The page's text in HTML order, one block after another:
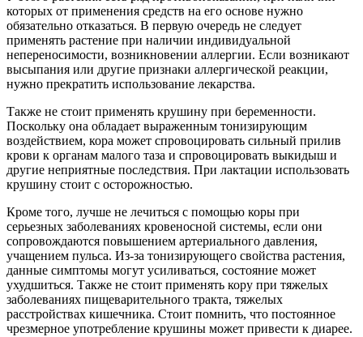
которых от применения средств на его основе нужно
обязательно отказаться. В первую очередь не следует
применять растение при наличии индивидуальной
непереносимости, возникновении аллергии. Если возникают
высыпания или другие признаки аллергической реакции,
нужно прекратить использование лекарства.
Также не стоит применять крушину при беременности.
Поскольку она обладает выраженным тонизирующим
воздействием, кора может спровоцировать сильный прилив
крови к органам малого таза и спровоцировать выкидыш и
другие неприятные последствия. При лактации использовать
крушину стоит с осторожностью.
Кроме того, лучше не лечиться с помощью коры при
серьезных заболеваниях кровеносной системы, если они
сопровождаются повышением артериального давления,
учащением пульса. Из-за тонизирующего свойства растения,
данные симптомы могут усиливаться, состояние может
ухудшиться. Также не стоит применять кору при тяжелых
заболеваниях пищеварительного тракта, тяжелых
расстройствах кишечника. Стоит помнить, что постоянное
чрезмерное употребление крушины может привести к диарее.